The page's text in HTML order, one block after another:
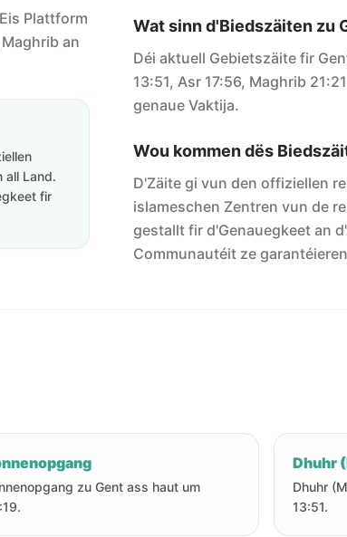
Plattform
an
all Land.
fir
Wat sinn d'Biedszäiten zu
Déi aktuell Gebietszäite fir
13:51, Asr 17:56, Maghrib
genaue Vaktija.
Wou kommen dës
D'Zäite gi vun den offiziellen
islameschen Zentren vun de
gestallt fir d'Genauegkeet an
Communautéit ze
zu Gent ass haut um
Dhuhr
Dhuhr
13:51.